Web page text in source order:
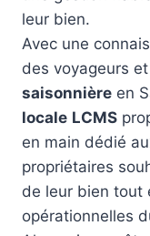
leur bien.
Avec une
des voyageurs
saisonnière en
locale LCMS
en main dédié
propriétaires
de leur bien tout
opérationnelles